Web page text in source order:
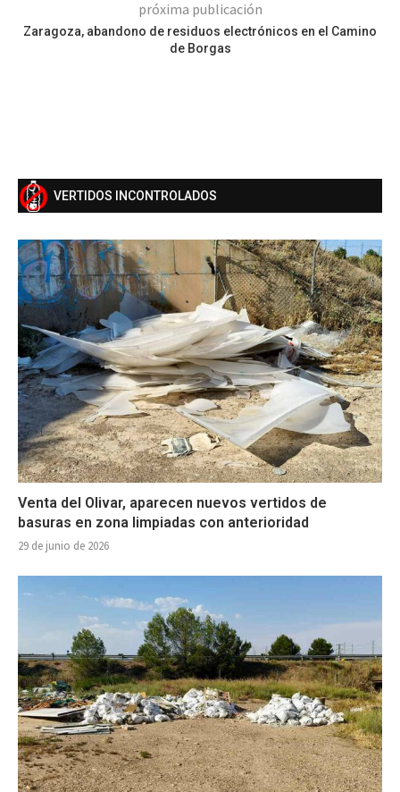
próxima publicación
Zaragoza, abandono de residuos electrónicos en el Camino
de Borgas
VERTIDOS INCONTROLADOS
Venta del Olivar, aparecen nuevos vertidos de
basuras en zona limpiadas con anterioridad
29 de junio de 2026